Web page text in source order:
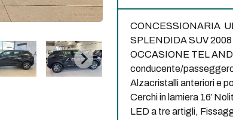
CONCESSIONARIA
SPLENDIDA SUV
OCCASIONE TEL
conducente/
Alzacristalli anteriori e
Cerchi in lamiera 16′
LED a tre artigli,